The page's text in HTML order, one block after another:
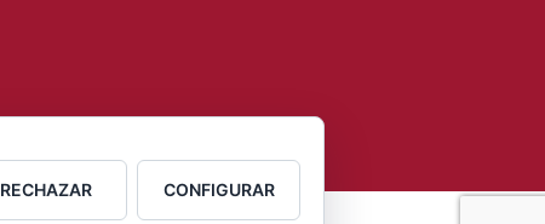
RECHAZAR CONFIGURAR